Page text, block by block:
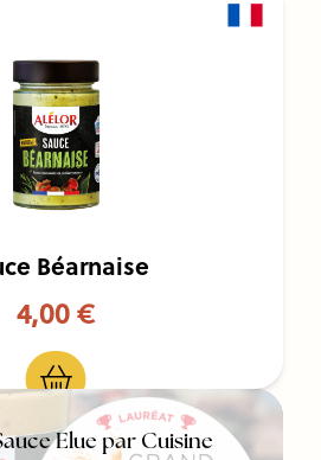
Béarnaise
4,00 €
Elue par Cuisine